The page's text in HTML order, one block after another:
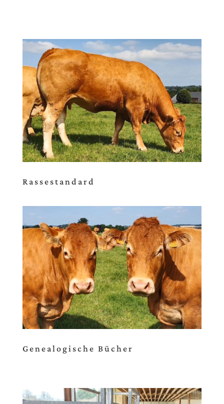
Rassestandard
Genealogische Bücher